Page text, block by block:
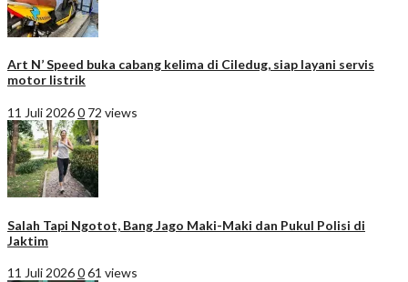
Art N’ Speed buka cabang kelima di Ciledug, siap layani servis
motor listrik
11 Juli 20260 72 views
Salah Tapi Ngotot, Bang Jago Maki-Maki dan Pukul Polisi di
Jaktim
11 Juli 2026061 views